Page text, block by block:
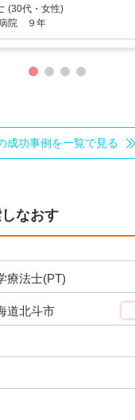
(30代・女性)
病院 ９年
成功事例を一覧で見る
なおす
療法士(PT)
道北斗市